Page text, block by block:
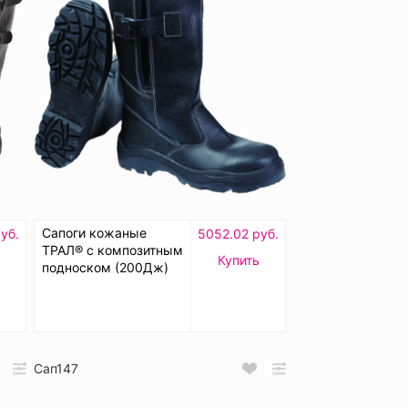
Сапоги кожаные
ТРАЛ® с композитным
подноском (200Дж)
5052.02 руб.
Купить
Сап147